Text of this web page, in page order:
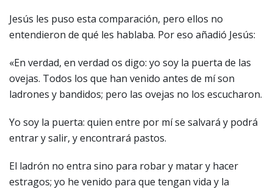
Jesús les puso esta comparación, pero ellos no
entendieron de qué les hablaba. Por eso añadió Jesús:
«En verdad, en verdad os digo: yo soy la puerta de las
ovejas. Todos los que han venido antes de mí son
ladrones y bandidos; pero las ovejas no los escucharon.
Yo soy la puerta: quien entre por mí se salvará y podrá
entrar y salir, y encontrará pastos.
El ladrón no entra sino para robar y matar y hacer
estragos; yo he venido para que tengan vida y la